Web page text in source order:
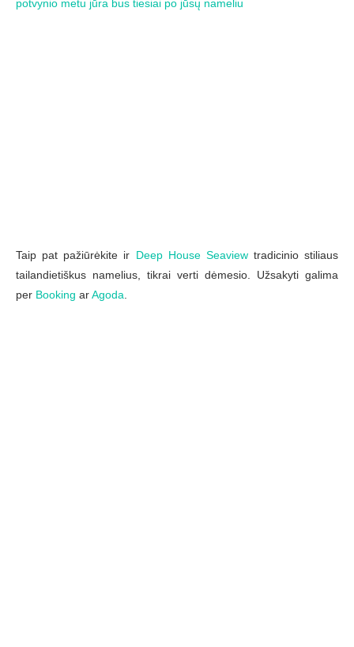
Taip pat pažiūrėkite ir Deep House Seaview tradicinio stiliaus
tailandietiškus namelius, tikrai verti dėmesio. Užsakyti galima
per Booking arAgoda